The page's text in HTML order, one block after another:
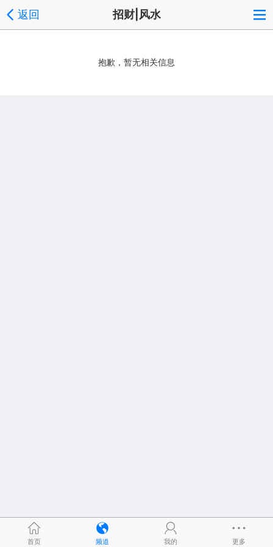
返回 招财|风水
抱歉，暂无相关信息
首页 频道 我的 更多